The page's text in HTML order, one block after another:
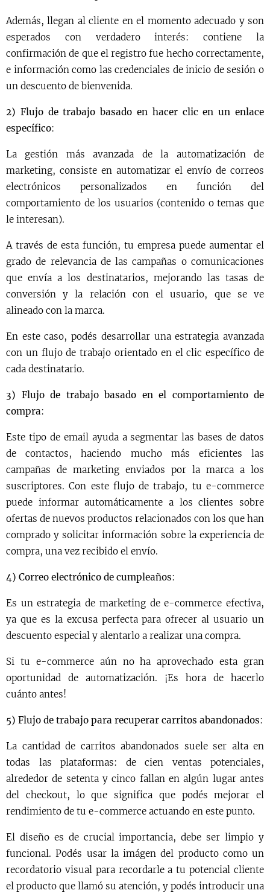
Además, llegan al cliente en el momento adecuado y son
esperados con verdadero interés: contiene la
confirmación de que el registro fue hecho correctamente,
e información como las credenciales de inicio de sesión o
un descuento de bienvenida.
2) Flujo de trabajo basado en hacer clic en un enlace
específico:
La gestión más avanzada de la automatización de
marketing, consiste en automatizar el envío de correos
electrónicos personalizados en función del
comportamiento de los usuarios (contenido o temas que
le interesan).
A través de esta función, tu empresa puede aumentar el
grado de relevancia de las campañas o comunicaciones
que envía a los destinatarios, mejorando las tasas de
conversión y la relación con el usuario, que se ve
alineado con la marca.
En este caso, podés desarrollar una estrategia avanzada
con un flujo de trabajo orientado en el clic específico de
cada destinatario.
3) Flujo de trabajo basado en el comportamiento de
compra:
Este tipo de email ayuda a segmentar las bases de datos
de contactos, haciendo mucho más eficientes las
campañas de marketing enviados por la marca a los
suscriptores. Con este flujo de trabajo, tu e-commerce
puede informar automáticamente a los clientes sobre
ofertas de nuevos productos relacionados con los que han
comprado y solicitar información sobre la experiencia de
compra, una vez recibido el envío.
4) Correo electrónico de cumpleaños:
Es un estrategia de marketing de e-commerce efectiva,
ya que es la excusa perfecta para ofrecer al usuario un
descuento especial y alentarlo a realizar una compra.
Si tu e-commerce aún no ha aprovechado esta gran
oportunidad de automatización. ¡Es hora de hacerlo
cuánto antes!
5) Flujo de trabajo para recuperar carritos abandonados:
La cantidad de carritos abandonados suele ser alta en
todas las plataformas: de cien ventas potenciales,
alrededor de setenta y cinco fallan en algún lugar antes
del checkout, lo que significa que podés mejorar el
rendimiento de tu e-commerce actuando en este punto.
El diseño es de crucial importancia, debe ser limpio y
funcional. Podés usar la imágen del producto como un
recordatorio visual para recordarle a tu potencial cliente
el producto que llamó su atención, y podés introducir una